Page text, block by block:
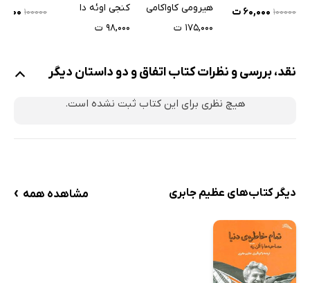
۱۰۰۰۰۰ ۶۰,۰۰۰ ت
هیرومی کاواکامی
۱۷۵,۰۰۰ ت
کنجی اوئه دا
۹۸,۰۰۰ ت
۱۰۰۰۰۰
نقد، بررسی و نظرات کتاب اتفاق و دو داستان دیگر
هیچ نظری برای این کتاب ثبت نشده است.
دیگر کتاب‌های عظیم جابری مشاهده همه ›